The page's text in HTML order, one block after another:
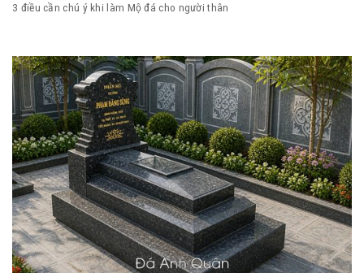
3 điều cần chú ý khi làm Mộ đá cho người thân